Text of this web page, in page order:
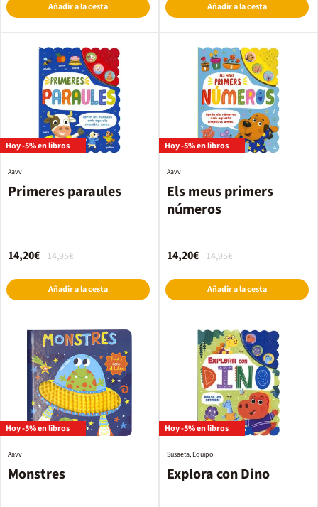
Añadir a la cesta Añadir a la cesta
Hoy -5% en libros
Primeres paraules
Aavv
14,95€
14,20€
Añadir a la cesta
Hoy -5% en libros
Els meus primers
números
Aavv
14,95€
14,20€
Añadir a la cesta
Hoy -5% en libros
Monstres
Aavv
Hoy -5% en libros
Explora con Dino
Susaeta, Equipo